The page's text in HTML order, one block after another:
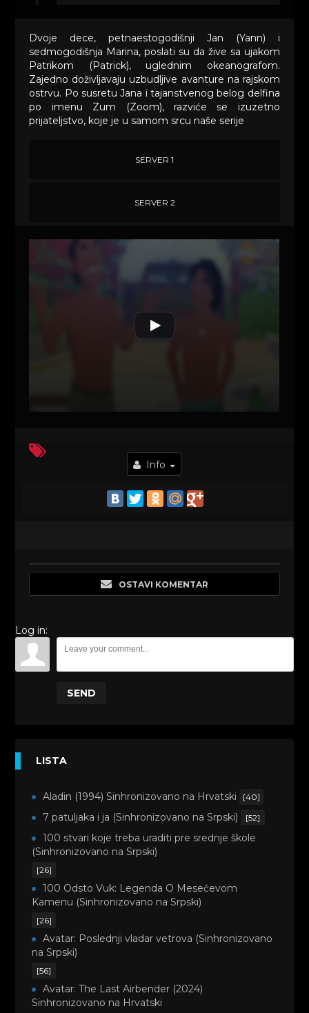
Dvoje dece, petnaestogodišnji Jan (Yann) i
sedmogodišnja Marina, poslati su da žive sa ujakom
Patrikom (Patrick), uglednim okeanografom.
Zajedno doživljavaju uzbudljive avanture na rajskom
ostrvu. Po susretu Jana i tajanstvenog belog delfina
po imenu Zum (Zoom), razviće se izuzetno
prijateljstvo, koje je u samom srcu naše serije
SERVER 1
SERVER 2
Info
OSTAVI KOMENTAR
Log in:
SEND
LISTA
Aladin (1994) Sinhronizovano na Hrvatski [40]
7 patuljaka i ja (Sinhronizovano na Srpski) [52]
100 stvari koje treba uraditi pre srednje škole
(Sinhronizovano na Srpski)
[26]
100 Odsto Vuk: Legenda O Mesečevom
Kamenu (Sinhronizovano na Srpski)
[26]
Avatar: Poslednji vladar vetrova (Sinhronizovano
na Srpski)
[56]
Avatar: The Last Airbender (2024)
Sinhronizovano na Hrvatski